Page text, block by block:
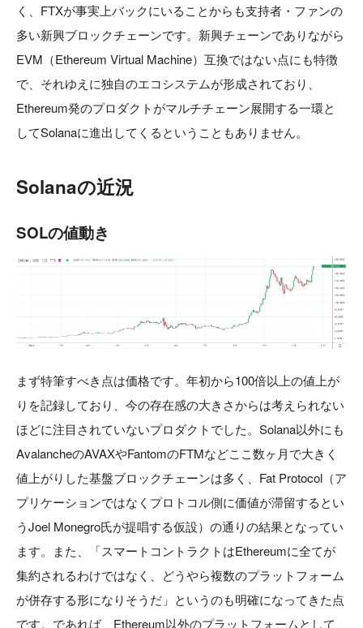
く、FTXが事実上バックにいることからも支持者・ファンの
多い新興ブロックチェーンです。新興チェーンでありながら
EVM（Ethereum Virtual Machine）互換ではない点にも特徴
で、それゆえに独自のエコシステムが形成されており、
Ethereum発のプロダクトがマルチチェーン展開する一環と
してSolanaに進出してくるということもありません。
Solanaの近況
SOLの値動き
まず特筆すべき点は価格です。年初から100倍以上の値上が
りを記録しており、今の存在感の大きさからは考えられない
ほどに注目されていないプロダクトでした。Solana以外にも
AvalancheのAVAXやFantomのFTMなどここ数ヶ月で大きく
値上がりした基盤ブロックチェーンは多く、Fat Protocol（ア
プリケーションではなくプロトコル側に価値が滞留するとい
うJoel Monegro氏が提唱する仮設）の通りの結果となってい
ます。また、「スマートコントラクトはEthereumに全てが
集約されるわけではなく、どうやら複数のプラットフォーム
が併存する形になりそうだ」というのも明確になってきた点
です。であれば、Ethereum以外のプラットフォームとして